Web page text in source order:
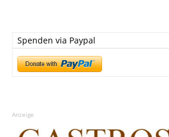
Spenden via Paypal
Anzeige